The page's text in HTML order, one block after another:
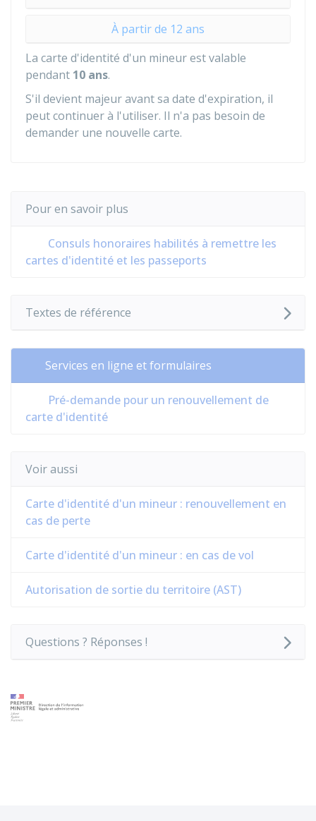
À partir de 12 ans
La carte d'identité d'un mineur est valable
pendant 10 ans.
S'il devient majeur avant sa date d'expiration, il
peut continuer à l'utiliser. Il n'a pas besoin de
demander une nouvelle carte.
Pour en savoir plus
Consuls honoraires habilités à remettre les
cartes d'identité et les passeports
Textes de référence
Services en ligne et formulaires
Pré-demande pour un renouvellement de
carte d'identité
Voir aussi
Carte d'identité d'un mineur : renouvellement en
cas de perte
Carte d'identité d'un mineur : en cas de vol
Autorisation de sortie du territoire (AST)
Questions ? Réponses !